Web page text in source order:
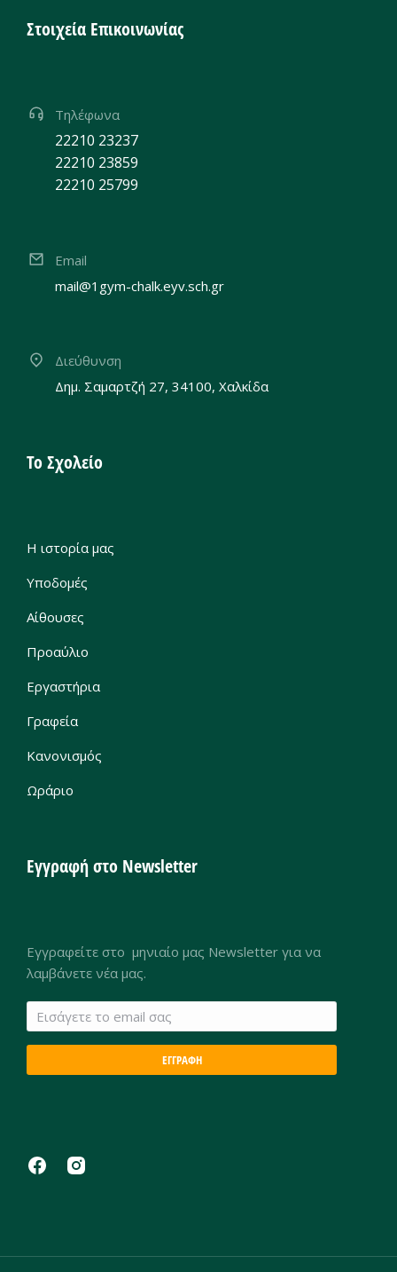
Στοιχεία Επικοινωνίας
Τηλέφωνα
22210 23237
22210 23859
22210 25799
Email
mail@1gym-chalk.eyv.sch.gr
Διεύθυνση
Δημ. Σαμαρτζή 27, 34100, Χαλκίδα
Το Σχολείο
Η ιστορία μας
Υποδομές
Αίθουσες
Προαύλιο
Εργαστήρια
Γραφεία
Κανονισμός
Ωράριο
Εγγραφή στο Newsletter
Εγγραφείτε στο μηνιαίο μας Newsletter για να
λαμβάνετε νέα μας.
ΕΓΓΡΑΦΗ